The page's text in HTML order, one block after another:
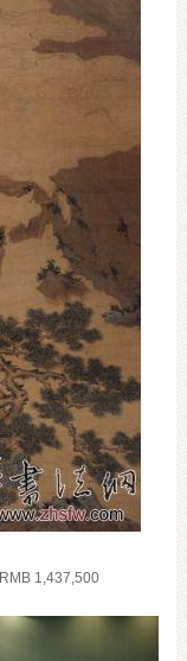
RMB 1,437,500